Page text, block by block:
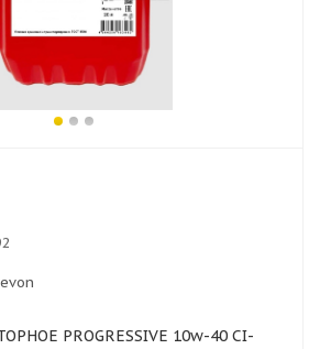
PROGRESSIVE 10w-40 CI-